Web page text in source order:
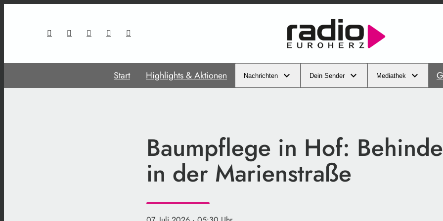
Start Highlights & Aktionen Nachrichten Dein Sender Mediathek
Baumpflege in Hof:
in der Marienstraße